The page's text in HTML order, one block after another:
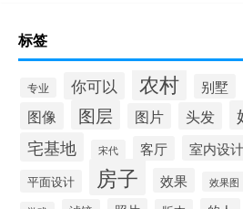
标签
专业 你可以 农村 别墅
图像 图层 图片 头发
宅基地 宋代 客厅 室内设计
平面设计 房子 效果 效果图